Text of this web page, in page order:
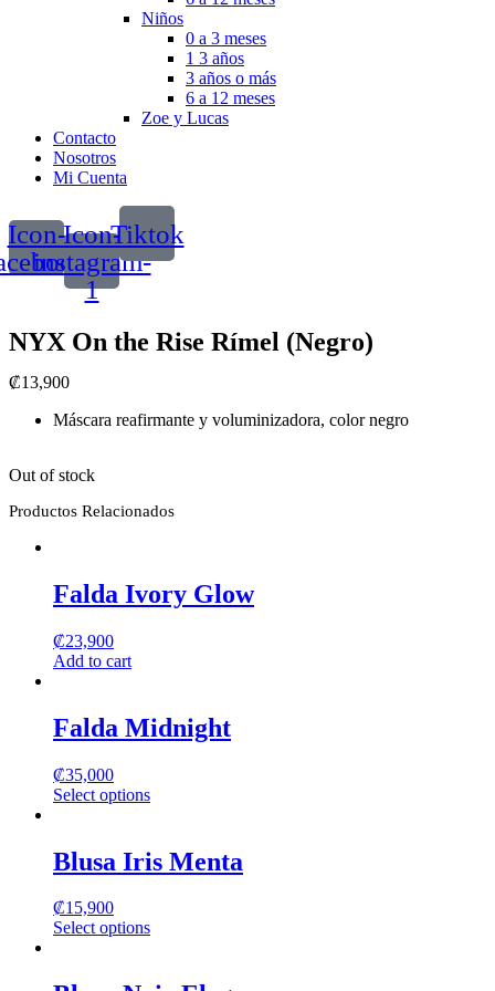
Niños
0 a 3 meses
1 3 años
3 años o más
6 a 12 meses
Zoe y Lucas
Contacto
Nosotros
Mi Cuenta
Icon-Icon-
instagram-
1
Tiktok
NYX On the Rise Rímel (Negro)
₡13,900
Máscara reafirmante y voluminizadora, color negro
Out of stock
Productos Relacionados
Falda Ivory Glow
₡23,900
Add to cart
Falda Midnight
₡35,000
Select options
has
multiple
The
options
Blusa Iris Menta
₡15,900
Select options
has